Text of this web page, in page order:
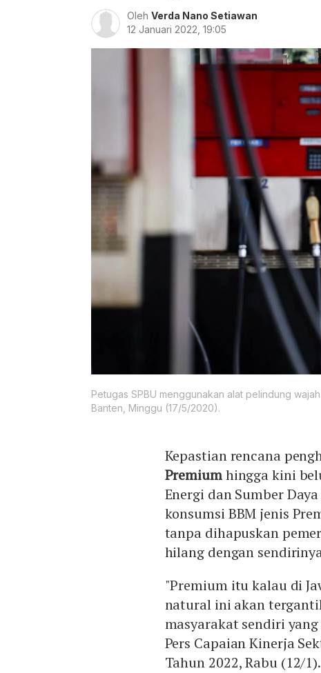
Oleh Verda Nano Setiawan
12 Januari 2022, 19:05
Petugas SPBU menggunakan alat pelindung
Banten, Minggu (17/5/2020).
Kepastian rencana
Premiumhingga kini
Energi dan Sumber
konsumsi BBM jenis
tanpa dihapuskan
hilang dengan
"Premium itu kalau di
natural ini akan
masyarakat sendiri
Pers Capaian Kinerja
Tahun 2022, Rabu (12/1).